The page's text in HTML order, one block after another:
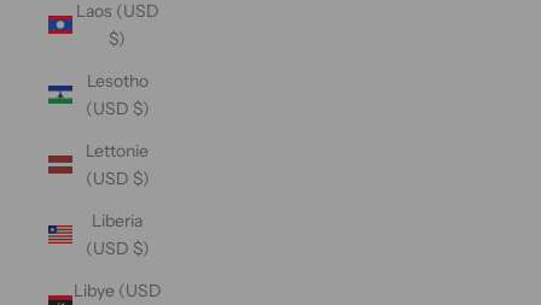
Laos (USD
$)
Lesotho
(USD $)
Lettonie
(USD $)
Liberia
(USD $)
Libye (USD